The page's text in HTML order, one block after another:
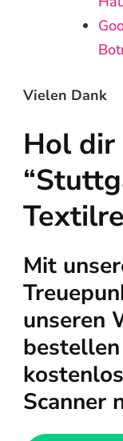
Vielen Dank
Hol dir
Mit
unseren
Scanner